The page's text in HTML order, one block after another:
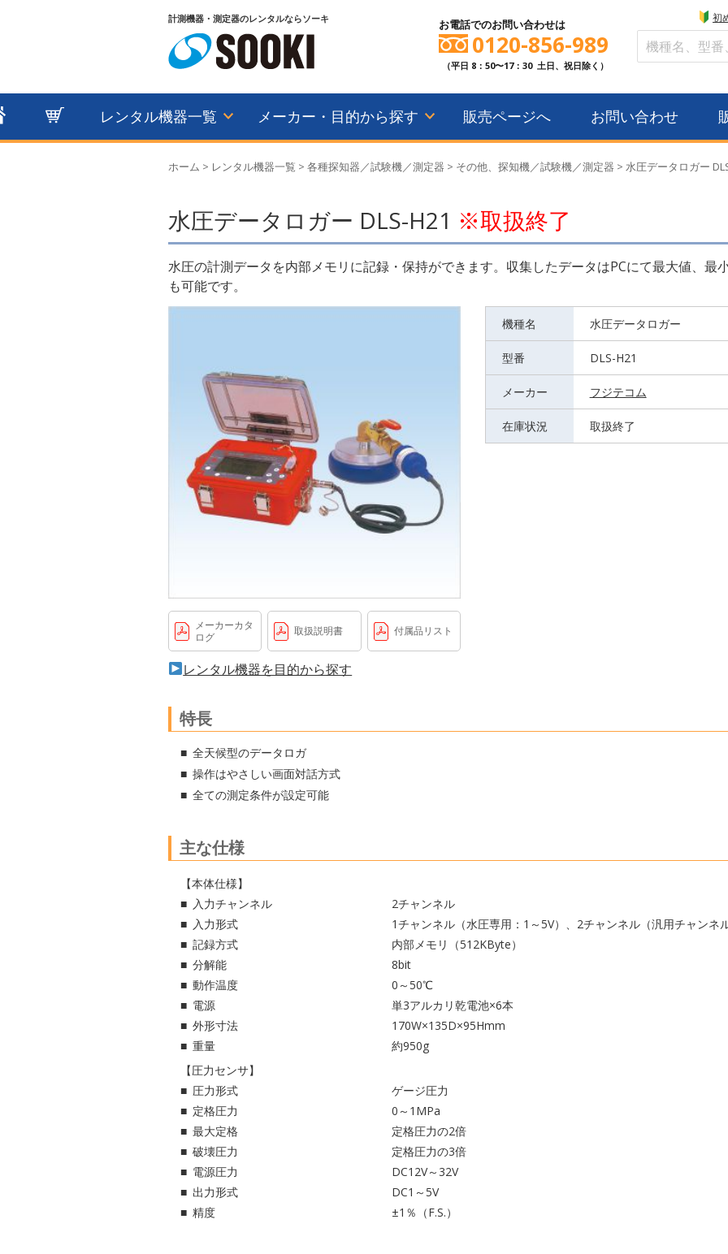
計測機器・測定器のレンタルならソーキ お電話でのお問い合わせは
0120-856-989
（平日 8：50〜17：30 土日、祝日除く）
初
レンタル機器一覧 メーカー・目的から探す 販売ページへ お問い合わせ
ホーム > レンタル機器一覧 > 各種探知器／試験機／測定器 > その他、探知機／試験機／測定器 > 水圧データロガー
水圧データロガー DLS-H21 ※取扱終了
水圧の計測データを内部メモリに記録・保持ができます。収集したデータはPCにて最大値、最
も可能です。
メーカーカタ
ログ
取扱説明書 付属品リスト
機種名 水圧データロガー
型番 DLS-H21
メーカー フジテコム
在庫状況 取扱終了
レンタル機器を目的から探す
特長
全天候型のデータロガ
操作はやさしい画面対話方式
全ての測定条件が設定可能
主な仕様
【本体仕様】
入力チャンネル
2チャンネル
入力形式
1チャンネル（水圧専用：1～5V）、2チャンネル（汎用チャンネ
記録方式
内部メモリ（512KByte）
分解能
8bit
動作温度
0～50℃
電源
単3アルカリ乾電池×6本
外形寸法
170W×135D×95Hmm
重量
約950g
【圧力センサ】
圧力形式
ゲージ圧力
定格圧力
0～1MPa
最大定格
定格圧力の2倍
破壊圧力
定格圧力の3倍
電源圧力
DC12V～32V
出力形式
DC1～5V
精度
±1％（F.S.）